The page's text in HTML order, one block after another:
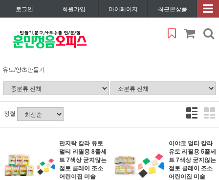
로그인 회원가입 마이페이지 최근본상품
유토/양초만들기
정렬
만지락 칼라 유토
멀티 리필용 8줄세
트 7색상 굳지않는
점토 클레이 조소
어린이집 미술
이야코 멀티 칼라
유토 리필용 5줄세
트 7색상 굳지않는
점토 클레이 조소
어린이집 미술